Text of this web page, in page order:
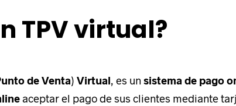
TPV virtual?
de Venta) Virtual, es unsistema de pago
aceptar el pago de sus clientes mediante
Fuente, 6.